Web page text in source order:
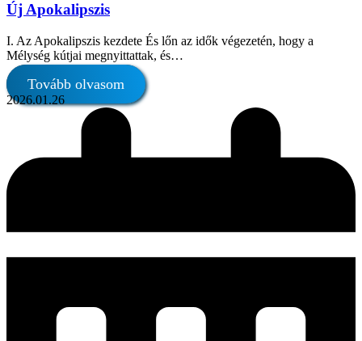
Új Apokalipszis
I. Az Apokalipszis kezdete És lőn az idők végezetén, hogy a
Mélység kútjai megnyittattak, és…
Tovább olvasom
2026.01.26